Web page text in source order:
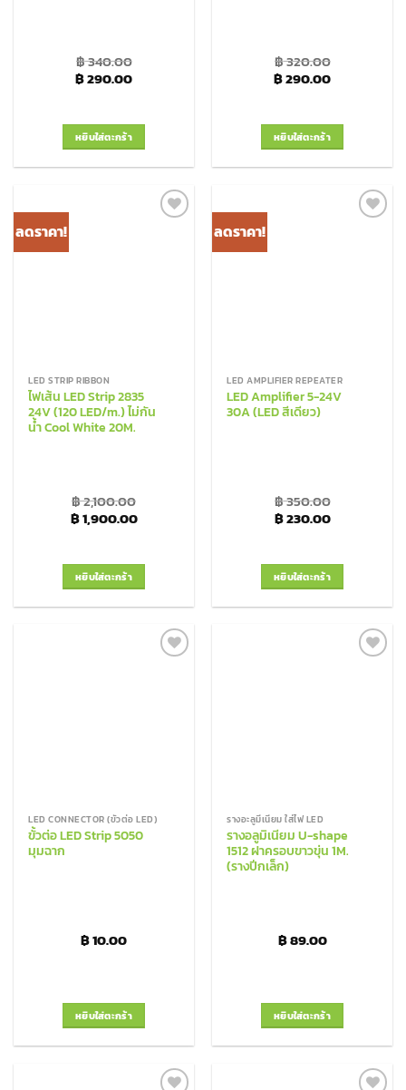
฿340.00
Original price was: ฿ 340.00.
฿290.00Current price is: ฿ 290.00.
หยิบใส่ตะกร้า
฿320.00
Original price was:
฿290.00Current
หยิบใส่ตะกร้า
ลดราคา!
LED STRIP RIBBON
ไฟเส้น LED Strip 2835
24V (120 LED/m.) ไม่กัน
น้ำ Cool White 20M.
฿2,100.00
Original price was: ฿ 2,100.00.
฿1,900.00Current price is: ฿ 1,900.00.
หยิบใส่ตะกร้า
ลดราคา!
LED AMPLIFIER REPEATER
LED Amplifier 5-24V
30A (LED สีเดียว)
฿350.00
Original price was:
฿230.00Current
หยิบใส่ตะกร้า
LED CONNECTOR (ขั้วต่อ LED)
ขั้วต่อ LED Strip 5050
มุมฉาก
฿10.00
หยิบใส่ตะกร้า
รางอะลูมีเนียม ใส่ไฟ LED
รางอลูมิเนียม U-shape
1512 ฝาครอบขาวขุ่น 1M.
(รางปีกเล็ก)
฿89.00
หยิบใส่ตะกร้า